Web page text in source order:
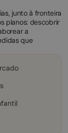
junto à fronteira
planos: descobrir
a
que